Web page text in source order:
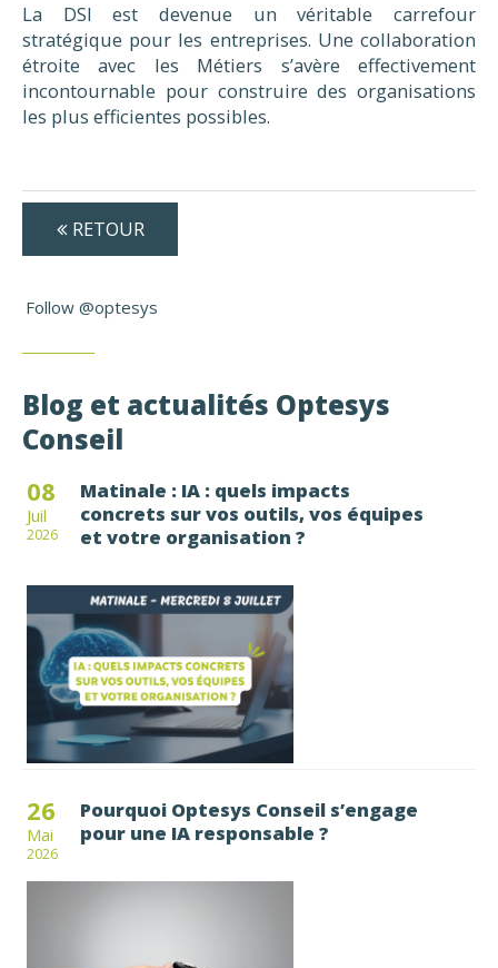
La DSI est devenue un véritable carrefour
stratégique pour les entreprises. Une collaboration
étroite avec les Métiers s’avère effectivement
incontournable pour construire des organisations
les plus efficientes possibles.
RETOUR
Follow @optesys
Blog et actualités Optesys
Conseil
08
Juil
2026
Matinale : IA : quels impacts
concrets sur vos outils, vos équipes
et votre organisation ?
26
Mai
2026
Pourquoi Optesys Conseil s’engage
pour une IA responsable ?